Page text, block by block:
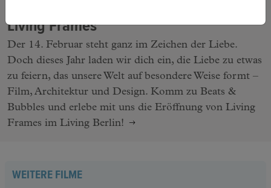
Living Frames
Der 14. Februar steht ganz im Zeichen der Liebe.
Doch dieses Jahr laden wir dich ein, die Liebe zu etwas
zu feiern, das unsere Welt auf besondere Weise formt –
Film, Architektur und Design. Komm zu Beats &
Bubbles und erlebe mit uns die Eröffnung von Living
Frames im Living Berlin!
WEITERE FILME